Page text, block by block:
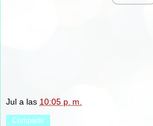
Jul a las 10:05 p. m.
Compartir